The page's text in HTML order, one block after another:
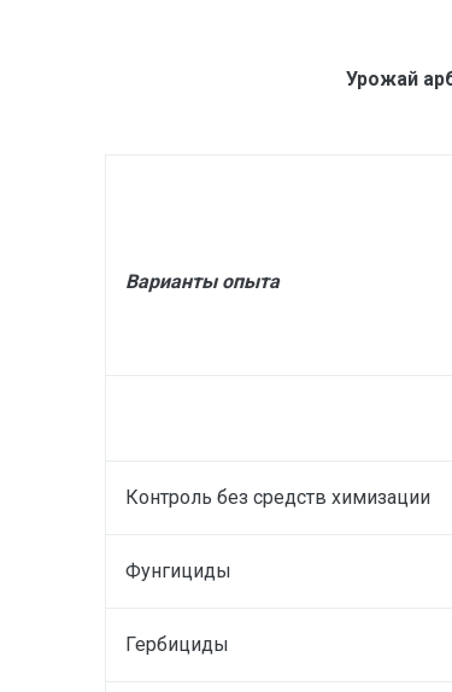
Урожай
Варианты опыта
Контроль без средств химизации
Фунгициды
Гербициды